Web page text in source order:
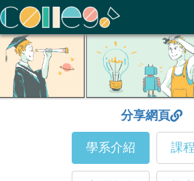
ColleGo! 大學選才與高中育才輔助系統
分享網頁
學系介紹 課